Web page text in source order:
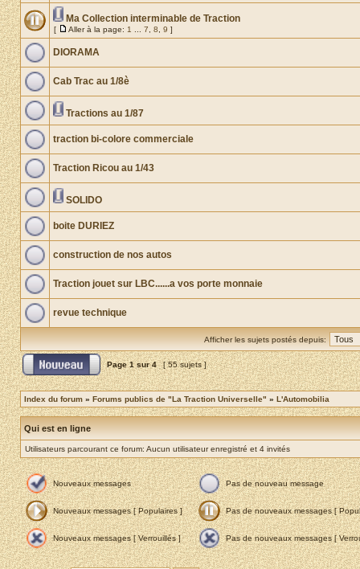
Ma Collection interminable de Traction
[ Aller à la page: 1 7 8 9 ]
DIORAMA
Cab Trac au 1/8è
Tractions au 1/87
traction bi-colore commerciale
Traction Ricou au 1/43
SOLIDO
boite DURIEZ
construction de nos autos
Traction jouet sur LBC......a vos porte monnaie
revue technique
Afficher les sujets postés depuis:
Page1sur4 [ 55 sujets ]
Index du forum » Forums publics de "La Traction Universelle" » L'Automobilia
Qui est en ligne
Utilisateurs parcourant ce forum: Aucun utilisateur enregistré et 4 invités
Nouveaux messages Pas de nouveau message
Nouveaux messages [ Populaires ] Pas de nouveaux messages [
Nouveaux messages [ Verrouillés ] Pas de nouveaux messages [